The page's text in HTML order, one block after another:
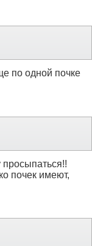
по одной почке
почек имеют,